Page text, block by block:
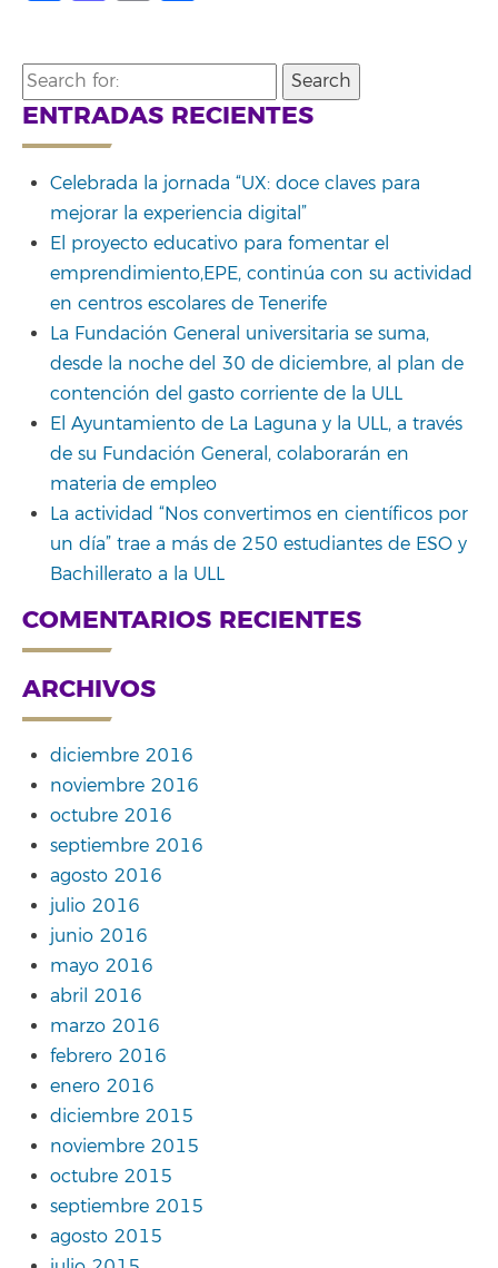
Search
for:
ENTRADAS RECIENTES
Celebrada la jornada “UX: doce claves para
mejorar la experiencia digital”
El proyecto educativo para fomentar el
emprendimiento,EPE, continúa con su actividad
en centros escolares de Tenerife
La Fundación General universitaria se suma,
desde la noche del 30 de diciembre, al plan de
contención del gasto corriente de la ULL
El Ayuntamiento de La Laguna y la ULL, a través
de su Fundación General, colaborarán en
materia de empleo
La actividad “Nos convertimos en científicos por
un día” trae a más de 250 estudiantes de ESO y
Bachillerato a la ULL
COMENTARIOS RECIENTES
ARCHIVOS
diciembre 2016
noviembre 2016
octubre 2016
septiembre 2016
agosto 2016
julio 2016
junio 2016
mayo 2016
abril 2016
marzo 2016
febrero 2016
enero 2016
diciembre 2015
noviembre 2015
octubre 2015
septiembre 2015
agosto 2015